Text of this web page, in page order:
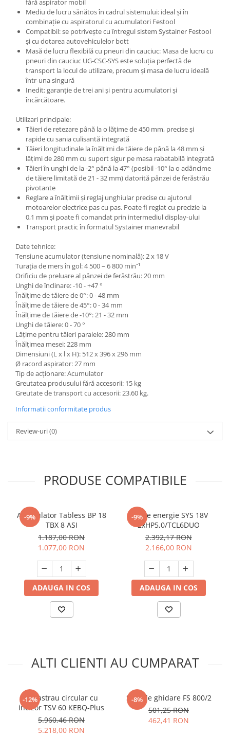
fără aspirator mobil
Mediu de lucru sănătos în cadrul sistemului: ideal şi în
combinaţie cu aspiratorul cu acumulatori Festool
Compatibil: se potriveşte cu întregul sistem Systainer Festool
şi cu dotarea autovehiculelor bott
Masă de lucru flexibilă cu pneuri din cauciuc: Masa de lucru cu
pneuri din cauciuc UG-CSC-SYS este soluţia perfectă de
transport la locul de utilizare, precum şi masa de lucru ideală
într-una singură
Inedit: garanţie de trei ani şi pentru acumulatori şi
încărcătoare.
Utilizari principale:
Tăieri de retezare până la o lăţime de 450 mm, precise şi
rapide cu sania culisantă integrată
Tăieri longitudinale la înălţimi de tăiere de până la 48 mm şi
lăţimi de 280 mm cu suport sigur pe masa rabatabilă integrată
Tăieri în unghi de la -2° până la 47° (posibil -10° la o adâncime
de tăiere limitată de 21 - 32 mm) datorită pânzei de ferăstrău
pivotante
Reglare a înălţimii şi reglaj unghiular precise cu ajutorul
motoarelor electrice pas cu pas. Poate fi reglat cu precizie la
0,1 mm şi poate fi comandat prin intermediul display-ului
Transport practic în formatul Systainer manevrabil
Date tehnice:
Tensiune acumulator (tensiune nominală): 2 x 18 V
Turaţia de mers în gol: 4 500 – 6 800 min⁻¹
Orificiu de preluare al pânzei de ferăstrău: 20 mm
Unghi de înclinare: -10 - +47 °
Înălţime de tăiere de 0°: 0 - 48 mm
Înălţime de tăiere de 45°: 0 - 34 mm
Înălţime de tăiere de -10°: 21 - 32 mm
Unghi de tăiere: 0 - 70 °
Lăţime pentru tăieri paralele: 280 mm
Înălţimea mesei: 228 mm
Dimensiuni (L x l x H): 512 x 396 x 296 mm
Ø racord aspirator: 27 mm
Tip de acţionare: Acumulator
Greutatea produsului fără accesorii: 15 kg
Greutate de transport cu accesorii: 23.60 kg.
Informatii conformitate produs
Review-uri(0)
PRODUSE COMPATIBILE
-9%
Acumulator Tabless BP 18
TBX 8 ASI
1.187,00 RON
1.077,00 RON
ADAUGA IN COS
-9%
Set de energie SYS 18V
2xHP5,0/TCL6DUO
2.392,17 RON
2.166,00 RON
ADAUGA IN COS
ALTI CLIENTI AU CUMPARAT
-12%
Fierastrau circular cu
incizor TSV 60 KEBQ-Plus
5.960,46 RON
5.218,00 RON
-8%
Sina de ghidare FS 800/2
501,25 RON
462,41 RON